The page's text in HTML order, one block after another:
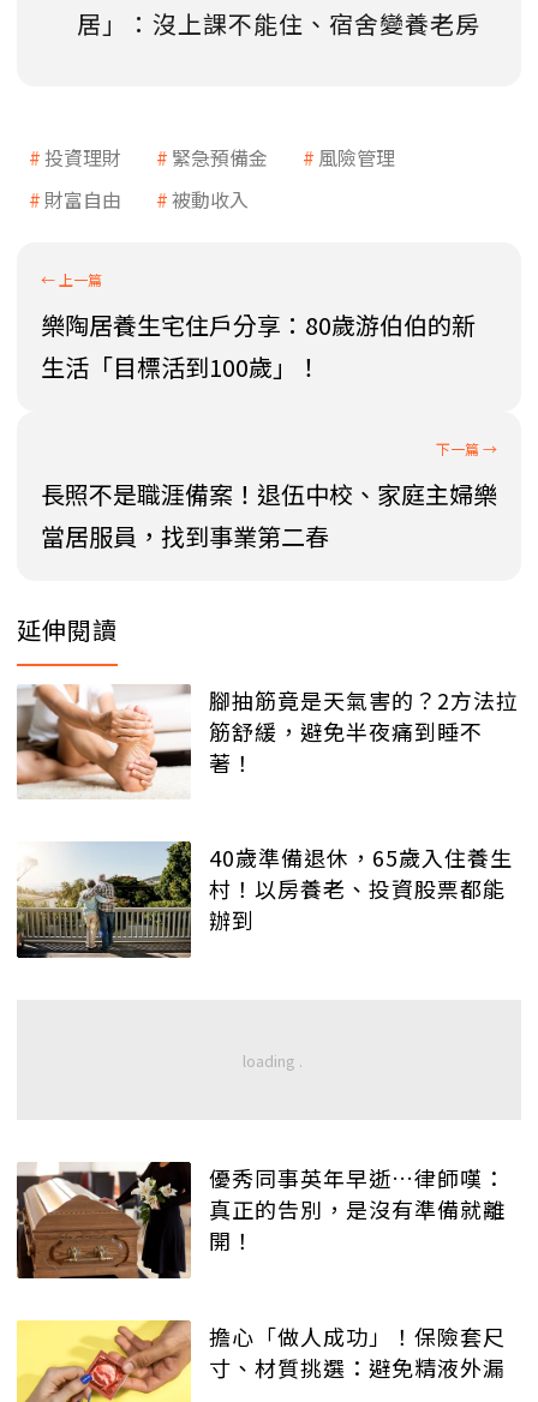
居」：沒上課不能住、宿舍變養老房
投資理財 緊急預備金
風險管理
財富自由
被動收入
樂陶居養生宅住戶分享：80歲游伯伯的新
生活「目標活到100歲」！
長照不是職涯備案！退伍中校、家庭主婦樂
當居服員，找到事業第二春
延伸閱讀
腳抽筋竟是天氣害的？2方法拉
筋舒緩，避免半夜痛到睡不
著！
40歲準備退休，65歲入住養生
村！以房養老、投資股票都能
辦到
優秀同事英年早逝…律師嘆：
真正的告別，是沒有準備就離
開！
擔心「做人成功」！保險套尺
寸、材質挑選：避免精液外漏